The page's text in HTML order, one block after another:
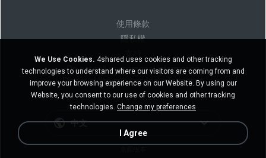
使用條款
隱私權
Do not sell my personal information
Do not share my personal information
中文
We Use Cookies. 4shared uses cookies and other tracking
technologies to understand where our visitors are coming from and
improve your browsing experience on our Website. By using our
Website, you consent to our use of cookies and other tracking
technologies. Change my preferences
I Agree